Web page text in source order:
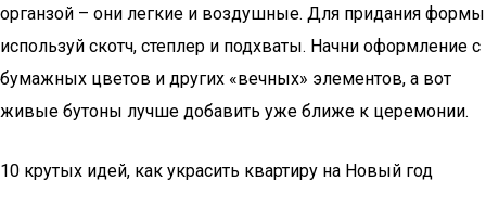
органзой – они легкие и воздушные. Для придания формы
используй скотч, степлер и подхваты. Начни оформление с
бумажных цветов и других «вечных» элементов, а вот
живые бутоны лучше добавить уже ближе к церемонии.
10 крутых идей, как украсить квартиру на Новый год